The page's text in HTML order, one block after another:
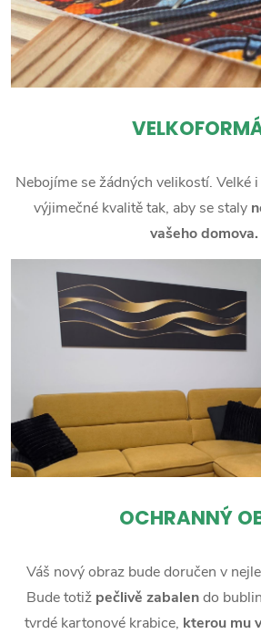
Nebojíme se žádných velikostí. Velké
výjimečné kvalitě tak, aby se staly
vašeho domova.
OCHRANNÝ
Váš nový obraz bude doručen v
Bude totiž pečlivě zabalendo
tvrdé kartonové krabice, kterou mu